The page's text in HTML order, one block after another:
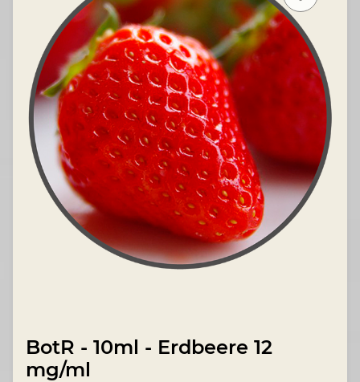
BotR - 10ml - Erdbeere 12
mg/ml